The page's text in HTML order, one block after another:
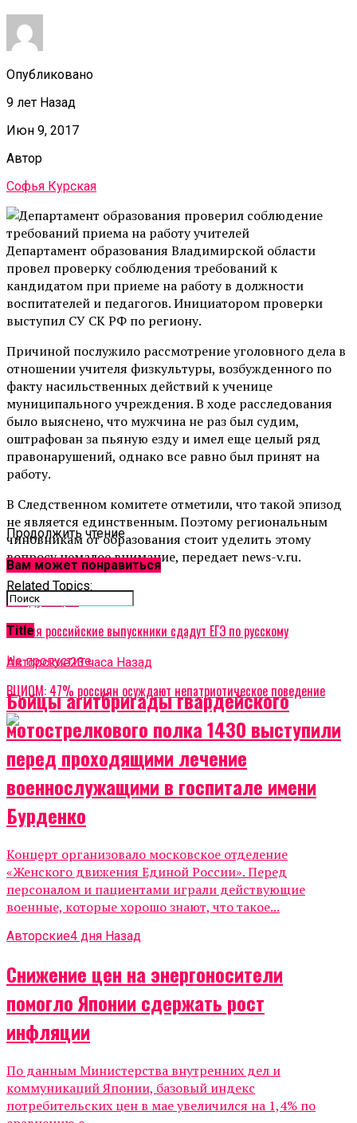
Опубликовано
9 лет Назад
Июн 9, 2017
Автор
Софья Курская
Департамент образования Владимирской области
провел проверку соблюдения требований к
кандидатом при приеме на работу в должности
воспитателей и педагогов. Инициатором проверки
выступил СУ СК РФ по региону.
Причиной послужило рассмотрение уголовного дела в
отношении учителя физкультуры, возбужденного по
факту насильственных действий к ученице
муниципального учреждения. В ходе расследования
было выяснено, что мужчина не раз был судим,
оштрафован за пьяную езду и имел еще целый ряд
правонарушений, однако все равно был принят на
работу.
В Следственном комитете отметили, что такой эпизод
не является единственным. Поэтому региональным
чиновникам от образования стоит уделить этому
вопросу немалое внимание, передает news-v.ru.
Related Topics:
Cледующее
9 июня российские выпускники сдадут ЕГЭ по русскому
Не пропустите
ВЦИОМ: 47% россиян осуждают непатриотическое поведение
Продолжить чтение
Вам может понравиться
Title
Авторские23 часа Назад
Бойцы агитбригады гвардейского
мотострелкового полка 1430 выступили
перед проходящими лечение
военнослужащими в госпитале имени
Бурденко
Концерт организовало московское отделение
«Женского движения Единой России». Перед
персоналом и пациентами играли действующие
военные, которые хорошо знают, что такое...
Авторские4 дня Назад
Снижение цен на энергоносители
помогло Японии сдержать рост
инфляции
По данным Министерства внутренних дел и
коммуникаций Японии, базовый индекс
потребительских цен в мае увеличился на 1,4% по